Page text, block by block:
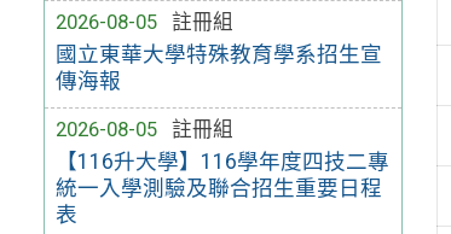
2026-08-05
註冊組
國立東華大學特殊教育學系招生宣
傳海報
2026-08-05
註冊組
【116升大學】116學年度四技二專
統一入學測驗及聯合招生重要日程
表